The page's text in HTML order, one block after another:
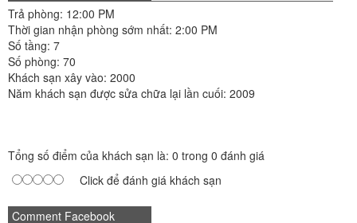
Trả phòng: 12:00 PM
Thời gian nhận phòng sớm nhất: 2:00 PM
Số tầng: 7
Số phòng: 70
Khách sạn xây vào: 2000
Năm khách sạn được sửa chữa lại lần cuối: 2009
Tổng số điểm của khách sạn là: 0 trong 0 đánh giá
Click để đánh giá khách sạn
Comment Facebook